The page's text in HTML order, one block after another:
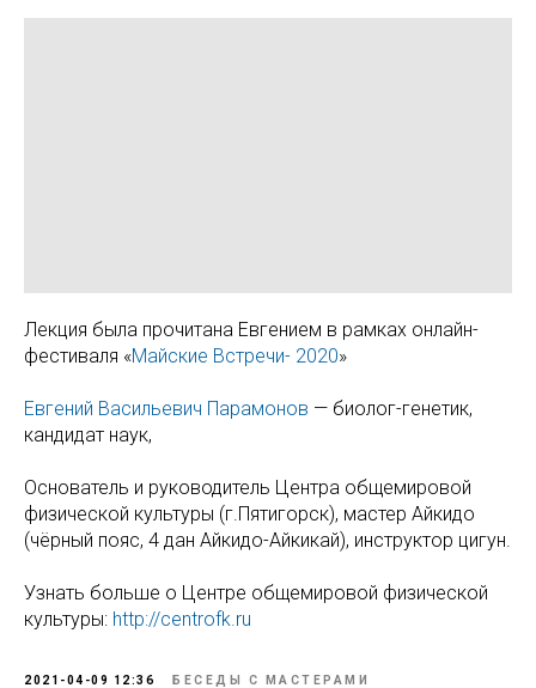
Лекция была прочитана Евгением в рамках онлайн-
фестиваля «Майские Встречи- 2020»
Евгений Васильевич Парамонов — биолог-генетик,
кандидат наук,
Основатель и руководитель Центра общемировой
физической культуры (г.Пятигорск), мастер Айкидо
(чёрный пояс, 4 дан Айкидо-Айкикай), инструктор цигун.
Узнать больше о Центре общемировой физической
культуры: http://centrofk.ru
2021-04-09 12:36 БЕСЕДЫ С МАСТЕРАМИ